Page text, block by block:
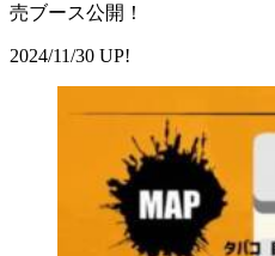
売ブース公開！
2024/11/30 UP!